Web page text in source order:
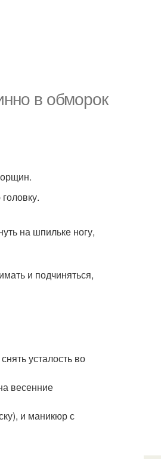
в обморок
на шпильке ногу,
и подчиняться,
усталость во
весенние
и маникюр с